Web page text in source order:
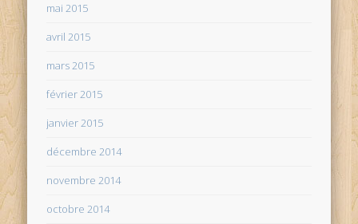
mai 2015
avril 2015
mars 2015
février 2015
janvier 2015
décembre 2014
novembre 2014
octobre 2014